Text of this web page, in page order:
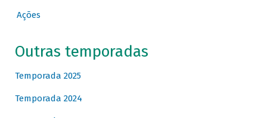
Ações
Outras temporadas
Temporada 2025
Temporada 2024